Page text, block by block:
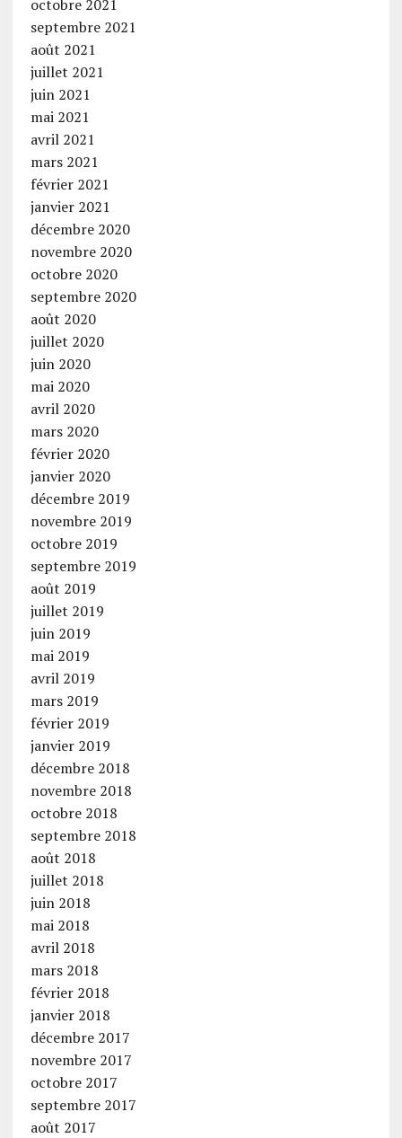
octobre 2021
septembre 2021
août 2021
juillet 2021
juin 2021
mai 2021
avril 2021
mars 2021
février 2021
janvier 2021
décembre 2020
novembre 2020
octobre 2020
septembre 2020
août 2020
juillet 2020
juin 2020
mai 2020
avril 2020
mars 2020
février 2020
janvier 2020
décembre 2019
novembre 2019
octobre 2019
septembre 2019
août 2019
juillet 2019
juin 2019
mai 2019
avril 2019
mars 2019
février 2019
janvier 2019
décembre 2018
novembre 2018
octobre 2018
septembre 2018
août 2018
juillet 2018
juin 2018
mai 2018
avril 2018
mars 2018
février 2018
janvier 2018
décembre 2017
novembre 2017
octobre 2017
septembre 2017
août 2017